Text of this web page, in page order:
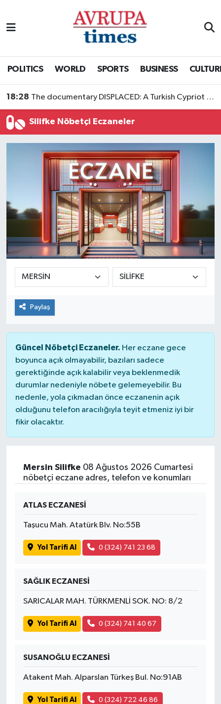
POLITICS WORLD SPORTS BUSINESS
18:28 The documentary DISPLACED: A Turkish Cypriot Story is now available to watch
Silifke Nöbetçi Eczaneler
Paylaş
Güncel Nöbetçi Eczaneler. Her eczane gece
boyunca açık olmayabilir, bazıları sadece
gerektiğinde açık kalabilir veya beklenmedik
durumlar nedeniyle nöbete gelemeyebilir. Bu
nedenle, yola çıkmadan önce eczanenin açık
olduğunu telefon aracılığıyla teyit etmeniz iyi bir
fikir olacaktır.
Mersin Silifke 08 Ağustos 2026 Cumartesi
nöbetçi eczane adres, telefon ve konumları
ATLAS ECZANESİ
Taşucu Mah. Atatürk Blv. No:55B
Yol Tarifi Al 0 (324) 741 23 68
SAĞLIK ECZANESİ
SARICALAR MAH. TÜRKMENLİ SOK. NO: 8/2
Yol Tarifi Al 0 (324) 741 40 67
SUSANOĞLU ECZANESİ
Atakent Mah. Alparslan Türkeş Bul. No:91AB
Yol Tarifi Al 0 (324) 722 46 86
Nöbetçi Eczaneler
Tüm Manşetler
Son Dakika Haberleri
Haber Arşivi